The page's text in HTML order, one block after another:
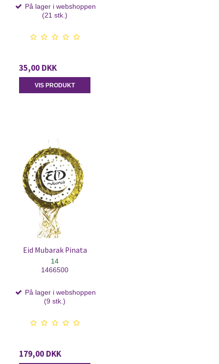
På lager i webshoppen
(21 stk.)
35,00 DKK
VIS PRODUKT
Eid Mubarak Pinata
14
1466500
På lager i webshoppen
(9 stk.)
179,00 DKK